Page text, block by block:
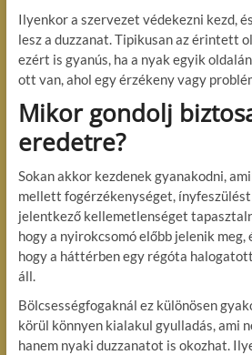
Ilyenkor a szervezet védekezni kezd,
lesz a duzzanat. Tipikusan az érintett
ezért is gyanús, ha a nyak egyik
ott van, ahol egy érzékeny vagy
Mikor gondolj
eredetre?
Sokan akkor kezdenek gyanakodni,
mellett fogérzékenységet,
jelentkező kellemetlenséget
hogy a nyirokcsomó előbb jelenik meg,
hogy a háttérben egy régóta
áll.
Bölcsességfogaknál ez különösen
körül könnyen kialakul gyulladás, ami
hanem nyaki duzzanatot is okozhat.